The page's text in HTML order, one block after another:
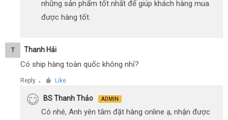
những sản phẩm tốt nhất để giúp khách hàng mua
được hàng tốt.
T Thanh Hải
Có ship hàng toàn quốc không nhỉ?
Reply ● Like
BS Thanh Thảo ADMIN
Có nhé, Anh yên tâm đặt hàng online ạ, nhận được